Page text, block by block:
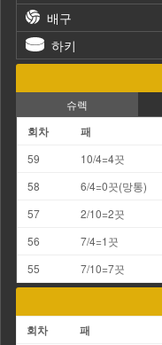
배구
하키
슈렉
회차 패
59 10/4=4끗
58
6/4=0끗(망통)
57
2/10=2끗
56
7/4=1끗
55
7/10=7끗
회차 패